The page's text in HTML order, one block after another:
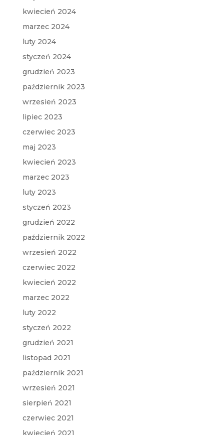
kwiecień 2024
marzec 2024
luty 2024
styczeń 2024
grudzień 2023
październik 2023
wrzesień 2023
lipiec 2023
czerwiec 2023
maj 2023
kwiecień 2023
marzec 2023
luty 2023
styczeń 2023
grudzień 2022
październik 2022
wrzesień 2022
czerwiec 2022
kwiecień 2022
marzec 2022
luty 2022
styczeń 2022
grudzień 2021
listopad 2021
październik 2021
wrzesień 2021
sierpień 2021
czerwiec 2021
kwiecień 2021